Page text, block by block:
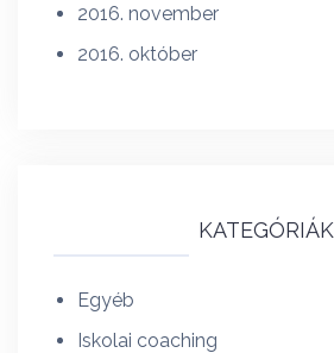
2016. november
2016. október
KATEGÓRIÁK
Egyéb
Iskolai coaching